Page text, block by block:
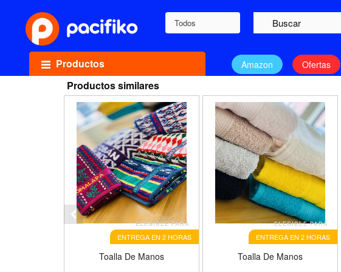
Todos
Productos Amazon Ofertas
Productos similares
ELEGIBLE PARA
ENTREGA EN 2 HORAS
Toalla De Manos
ELEGIBLE PARA
ENTREGA EN 2 HORAS
Toalla De Manos